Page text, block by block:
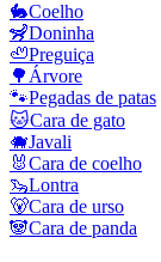
🐇Coelho
🦨Doninha
🦥Preguiça
🌳 Árvore
🐾Pegadas de patas
🐱Cara de gato
🐗Javali
🐰Cara de coelho
🦦Lontra
🐻Cara de urso
🐼Cara de panda